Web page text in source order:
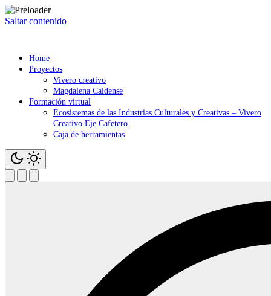
Saltar contenido
Home
Proyectos
Vivero creativo
Magdalena Caldense
Formación virtual
Ecosistemas de las Industrias Culturales y Creativas – Vivero
Creativo Eje Cafetero.
Caja de herramientas